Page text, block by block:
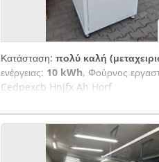
Κατάσταση: πολύ καλή
ενέργειας: 10 kWh, Φούρνος
Cedpexcb Hnjfx Ah Horf